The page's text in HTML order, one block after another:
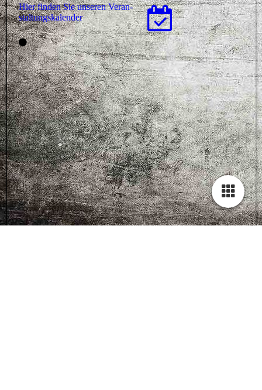
Hier finden Sie unseren Ver­an­
stal­tungs­ka­len­der